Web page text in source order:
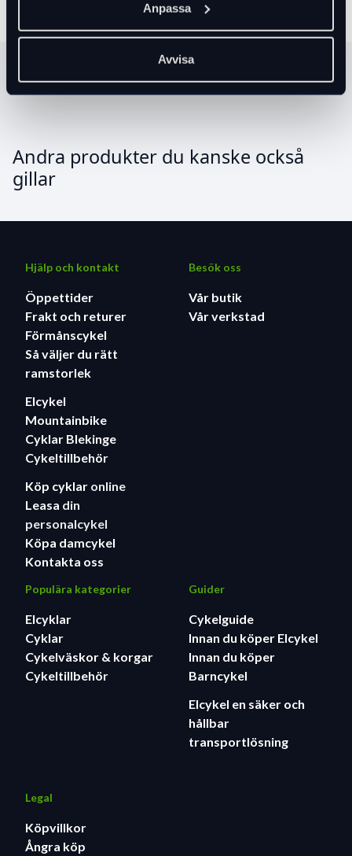
Anpassa
Avvisa
Produktrekommendationer
Andra produkter du kanske också
gillar
Hjälp och kontakt
Öppettider
Frakt och returer
Förmånscykel
Så väljer du rätt
ramstorlek
Elcykel
Mountainbike
Cyklar Blekinge
Cykeltillbehör
Köp cyklar online
Leasa din
personalcykel
Köpa damcykel
Kontakta oss
Besök oss
Vår butik
Vår verkstad
Populära kategorier
Elcyklar
Cyklar
Cykelväskor & korgar
Cykeltillbehör
Guider
Cykelguide
Innan du köper Elcykel
Innan du köper
Barncykel
Elcykel en säker och
hållbar
transportlösning
Legal
Köpvillkor
Ångra köp